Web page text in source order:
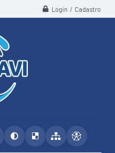
Login / Cadastro